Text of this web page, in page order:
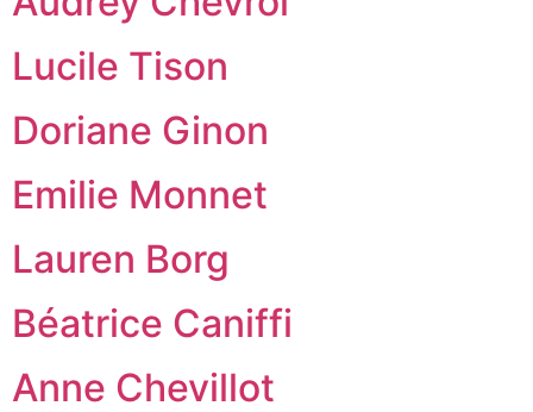
Lucile Tison
Doriane Ginon
Emilie Monnet
Lauren Borg
Béatrice Caniffi
Anne Chevillot